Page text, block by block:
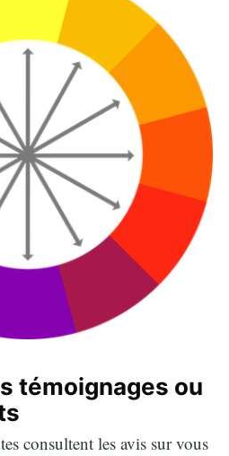
témoignages ou
consultent les avis sur vous